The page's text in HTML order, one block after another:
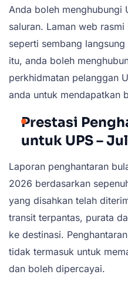
Anda boleh menghubungi
saluran. Laman web
seperti sembang
itu, anda boleh
perkhidmatan pelanggan
anda untuk mendapatkan
Prestasi
untuk UPS –
Laporan penghantaran
2026 berdasarkan
yang disahkan telah
transit terpantas, purata
ke destinasi.
tidak termasuk untuk
dan boleh dipercayai.